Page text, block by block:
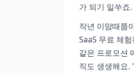
가 되기 일쑤죠.
작년 이맘때쯤
SaaS 무료 체
같은 프로모션
직도 생생해요